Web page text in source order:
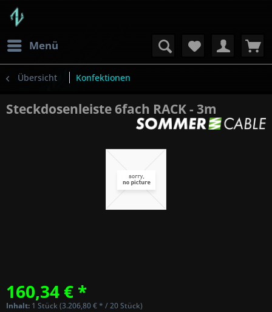
Menü
Übersicht Konfektionen
Steckdosenleiste 6fach RACK - 3m
160,34 € *
Inhalt: 1 Stück (3.206,80 € * / 20 Stück)